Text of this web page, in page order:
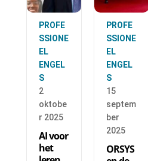
PROFE
SSIONE
EL
ENGEL
S
2
oktobe
r 2025
AI voor
het
PROFE
SSIONE
EL
ENGEL
S
15
septem
ber
2025
ORSYS